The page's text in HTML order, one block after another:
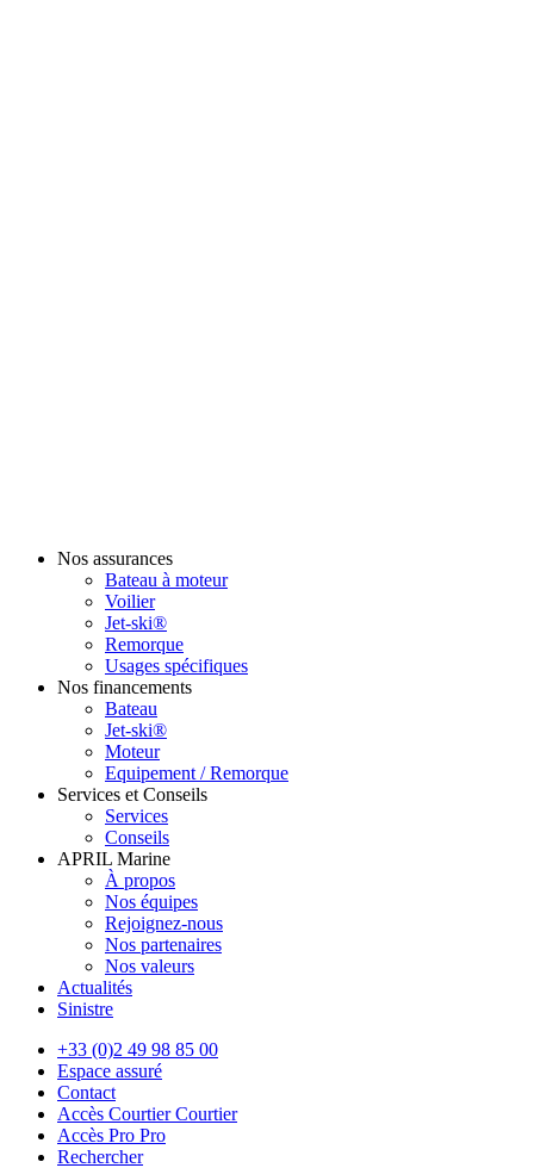
Nos assurances
Bateau à moteur
Voilier
Jet-ski®
Remorque
Usages spécifiques
Nos financements
Bateau
Jet-ski®
Moteur
Equipement / Remorque
Services et Conseils
Services
Conseils
APRIL Marine
À propos
Nos équipes
Rejoignez-nous
Nos partenaires
Nos valeurs
Actualités
Sinistre
+33 (0)2 49 98 85 00
Espace assuré
Contact
Accès Courtier Courtier
Accès Pro Pro
Rechercher